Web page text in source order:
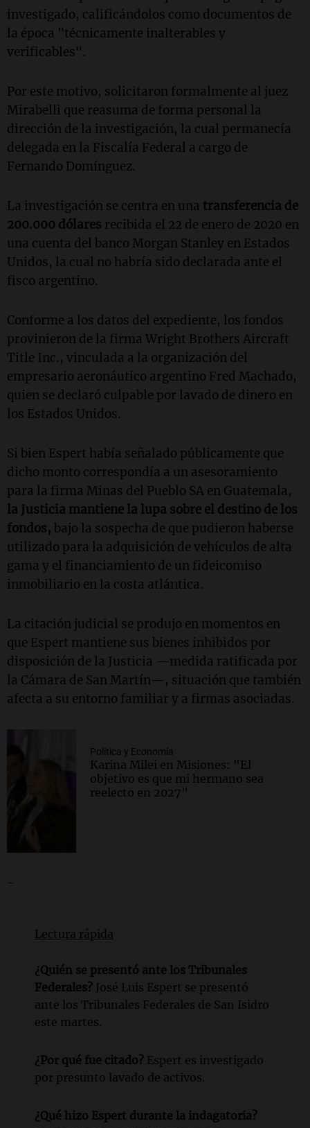
investigado, calificándolos como documentos de
la época "técnicamente inalterables y
verificables".
Por este motivo, solicitaron formalmente al juez
Mirabelli que reasuma de forma personal la
dirección de la investigación, la cual permanecía
delegada en la Fiscalía Federal a cargo de
Fernando Domínguez.
La investigación se centra en una transferencia de
200.000 dólares recibida el 22 de enero de 2020 en
una cuenta del banco Morgan Stanley en Estados
Unidos, la cual no habría sido declarada ante el
fisco argentino.
Conforme a los datos del expediente, los fondos
provinieron de la firma Wright Brothers Aircraft
Title Inc., vinculada a la organización del
empresario aeronáutico argentino Fred Machado,
quien se declaró culpable por lavado de dinero en
los Estados Unidos.
Si bien Espert había señalado públicamente que
dicho monto correspondía a un asesoramiento
para la firma Minas del Pueblo SA en Guatemala,
la Justicia mantiene la lupa sobre el destino de los
fondos, bajo la sospecha de que pudieron haberse
utilizado para la adquisición de vehículos de alta
gama y el financiamiento de un fideicomiso
inmobiliario en la costa atlántica.
La citación judicial se produjo en momentos en
que Espert mantiene sus bienes inhibidos por
disposición de la Justicia —medida ratificada por
la Cámara de San Martín—, situación que también
afecta a su entorno familiar y a firmas asociadas.
Política y Economía
Karina Milei en Misiones: "El
objetivo es que mi hermano sea
reelecto en 2027"
-
Lectura rápida
¿Quién se presentó ante los Tribunales
Federales? José Luis Espert se presentó
ante los Tribunales Federales de San Isidro
este martes.
¿Por qué fue citado? Espert es investigado
por presunto lavado de activos.
¿Qué hizo Espert durante la indagatoria?